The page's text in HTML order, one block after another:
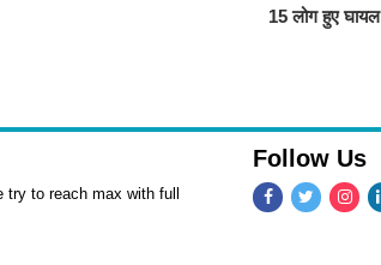
15 लोग हुए घायल
to reach max with full
Follow Us